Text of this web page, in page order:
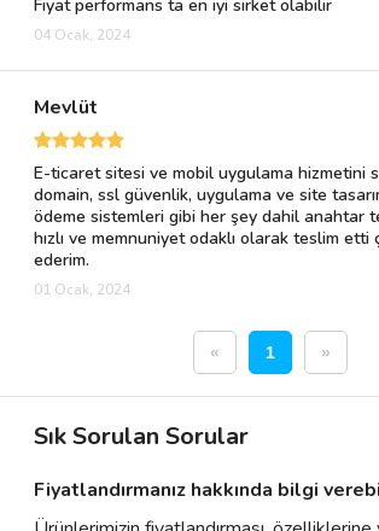
Fiyat performans ta en iyi sirket olabilir
04 Ocak, 2024
Mevlüt
E-ticaret sitesi ve mobil uygulama hizmetini
domain, ssl güvenlik, uygulama ve site
ödeme sistemleri gibi her şey dahil anahtar
hızlı ve memnuniyet odaklı olarak teslim etti
ederim.
01 Ocak, 2024
« 1 »
Sık Sorulan Sorular
Fiyatlandırmanız hakkında bilgi